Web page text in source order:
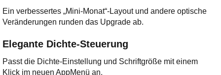
Ein verbessertes „Mini-Monat“-Layout und andere optische
Veränderungen runden das Upgrade ab.
Elegante Dichte-Steuerung
Passt die Dichte-Einstellung und Schriftgröße mit einem
Klick im neuen AppMenü an.